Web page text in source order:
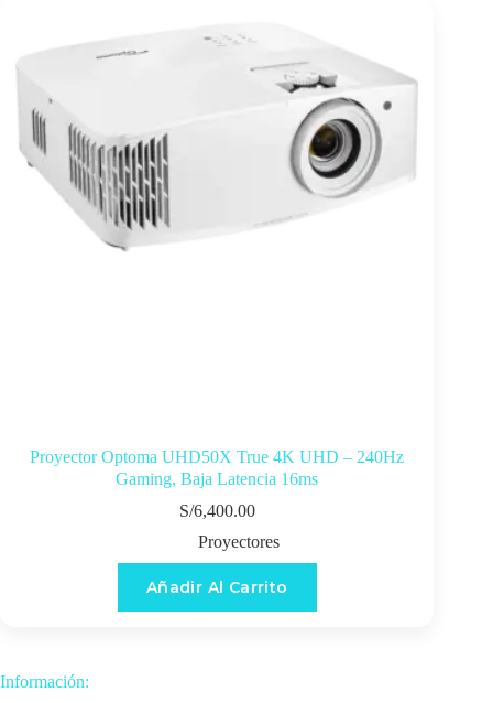
Proyector Optoma UHD50X True 4K UHD – 240Hz
Gaming, Baja Latencia 16ms
S/6,400.00
Proyectores
Añadir Al Carrito
Información: